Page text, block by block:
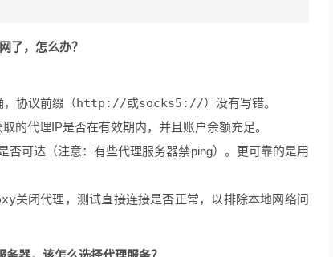
了，怎么办？
，协议前缀（http://或socks5://）没有写错。
的代理IP是否在有效期内，并且账户余额充足。
否可达（注意：有些代理服务器禁ping）。更可靠的是用
关闭代理，测试直接连接是否正常，以排除本地网络问